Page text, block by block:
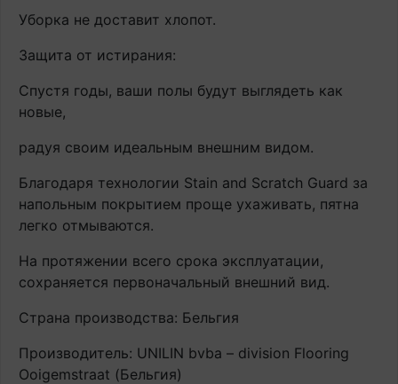
Уборка не доставит хлопот.
Защита от истирания:
Спустя годы, ваши полы будут выглядеть как
новые,
радуя своим идеальным внешним видом.
Благодаря технологии Stain and Scratch Guard за
напольным покрытием проще ухаживать, пятна
легко отмываются.
На протяжении всего срока эксплуатации,
сохраняется первоначальный внешний вид.
Страна производства: Бельгия
Производитель: UNILIN bvba – division Flooring
Ooigemstraat (Бельгия)